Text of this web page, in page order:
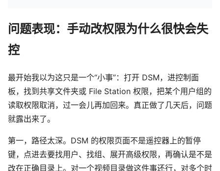
问题表现：手动改权限为什么很快会失
控
最开始我以为这只是一个“小事”：打开 DSM，进控制面
板，找到共享文件夹或 File Station 权限，把某个用户组的
读取权限取消，过一会儿再加回来。真正做了几天后，问题
就露出来了。
第一，路径太深。DSM 的权限页面不是遥控器上的暂停
键，点进去要找用户、找组、展开高级权限，再确认是不是
改在正确目录上。对一个视频目录做这件事还行，对多个时